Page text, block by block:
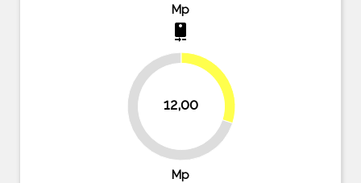
Mp
camera_rear
12,00
70%
30%
Mp